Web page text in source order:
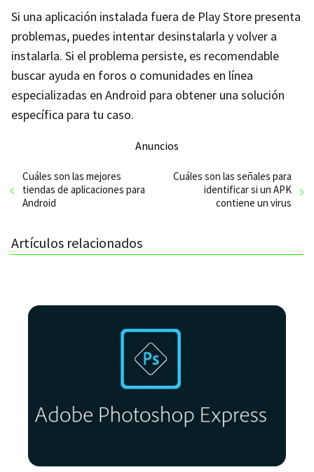
Si una aplicación instalada fuera de Play Store presenta
problemas, puedes intentar desinstalarla y volver a
instalarla. Si el problema persiste, es recomendable
buscar ayuda en foros o comunidades en línea
especializadas en Android para obtener una solución
específica para tu caso.
Anuncios
Cuáles son las mejores
tiendas de aplicaciones para
Android
Cuáles son las señales para
identificar si un APK
contiene un virus
Artículos relacionados